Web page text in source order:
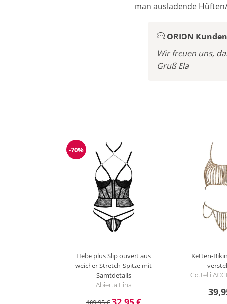
man ausladende
ORION
Wir freuen uns,
Gruß Ela
Reduzierung
-70%
Hebe plus Slip ouvert aus
weicher Stretch-Spitze mit
Samtdetails
Abierta Fina
109,95 €32,95 €
Ketten-
Cottelli